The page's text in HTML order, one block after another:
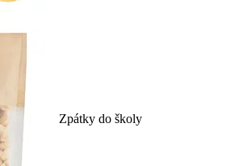
Zpátky do školy